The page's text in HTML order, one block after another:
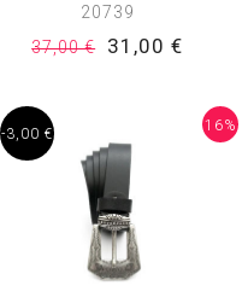
20739
37,00 €
31,00 €
16%
-3,00 €